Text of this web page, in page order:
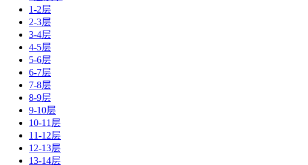
1-2层
2-3层
3-4层
4-5层
5-6层
6-7层
7-8层
8-9层
9-10层
10-11层
11-12层
12-13层
13-14层